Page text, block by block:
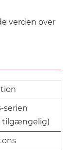
verden over
serien
tilgængelig)